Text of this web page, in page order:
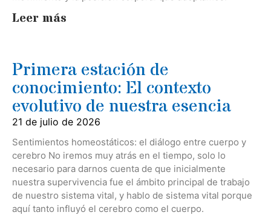
Leer más
Primera estación de
conocimiento: El contexto
evolutivo de nuestra esencia
21 de julio de 2026
Sentimientos homeostáticos: el diálogo entre cuerpo y
cerebro No iremos muy atrás en el tiempo, solo lo
necesario para darnos cuenta de que inicialmente
nuestra supervivencia fue el ámbito principal de trabajo
de nuestro sistema vital, y hablo de sistema vital porque
aquí tanto influyó el cerebro como el cuerpo.